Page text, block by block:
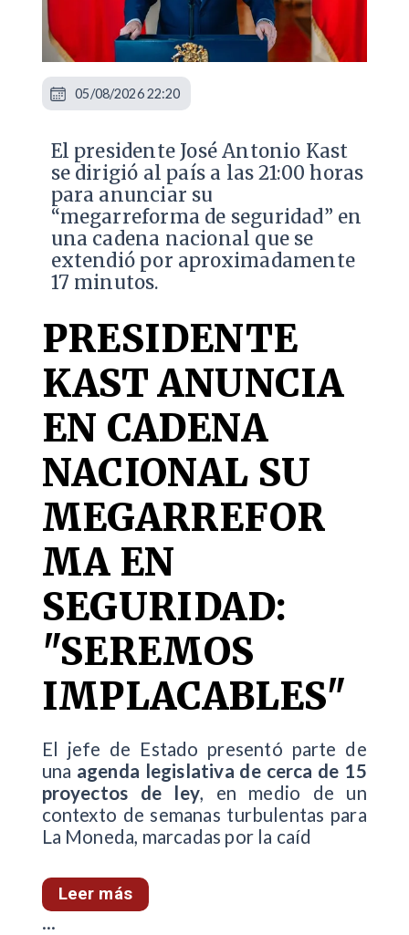
El presidente José Antonio Kast
se dirigió al país a las 21:00 horas
para anunciar su
“megarreforma de seguridad” en
una cadena nacional que se
extendió por aproximadamente
17 minutos.
PRESIDENTE
KAST ANUNCIA
EN CADENA
NACIONAL SU
MEGARREFOR
MA EN
SEGURIDAD:
"SEREMOS
IMPLACABLES"
El jefe de Estado presentó parte de
una agenda legislativa de cerca de 15
proyectos de ley, en medio de un
contexto de semanas turbulentas para
La Moneda, marcadas por la caíd
Leer más
05/08/2026 22:20
...